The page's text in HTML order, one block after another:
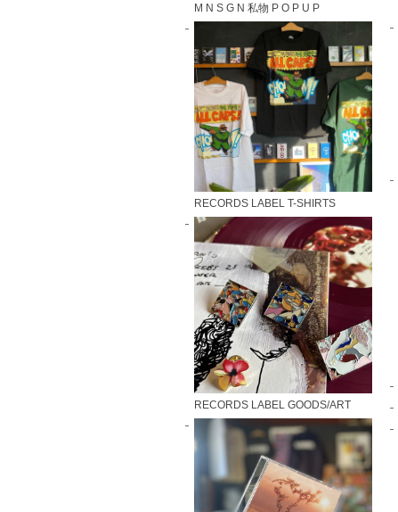
M N S G N 私物 P O P U P
RECORDS LABEL T-SHIRTS
RECORDS LABEL GOODS/ART